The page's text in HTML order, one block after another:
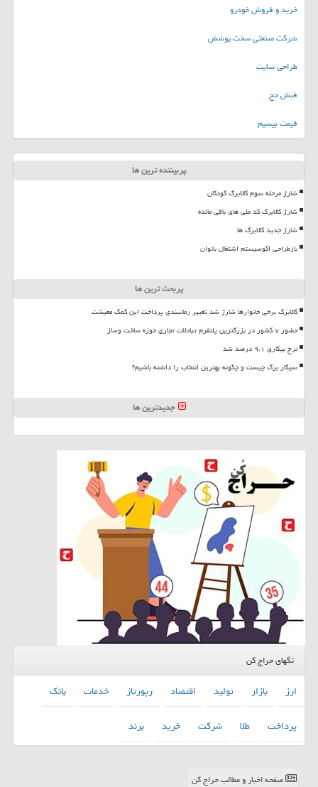
خرید و فروش خودرو
شرکت صنعتی سخت پوشش
طراحی سایت
فیش حج
قیمت بیسیم
پربیننده ترین ها
شارژ مرحله سوم کالابرگ کودکان
شارژ کالابرگ کد ملی های باقی مانده
شارژ جدید کالابرگ ها
بازطراحی اکوسیستم اشتغال بانوان
پربحث ترین ها
کالابرگ برخی خانوارها شارژ شد تغییر زمانبندی پرداخت این کمک معیشت
حضور ۷ کشور در بزرگترین پلتفرم تبادلات تجاری حوزه ساخت وساز
نرخ بیکاری ۹،۱ درصد شد
سیگار برگ چیست و چگونه بهترین انتخاب را داشته باشیم؟
جدیدترین ها
تگهای حراج کن
ارز بازار تولید اقتصاد رپورتاژ خدمات
بانك
پرداخت
طلا شركت خرید برند
صفحه اخبار و مطالب حراج کن